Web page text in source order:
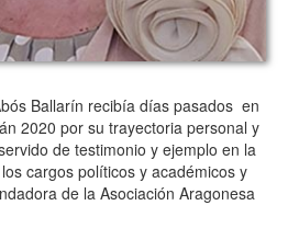
Ballarín recibía días pasados en
2020 por su trayectoria personal y
de testimonio y ejemplo en la
cargos políticos y académicos y
de la Asociación Aragonesa